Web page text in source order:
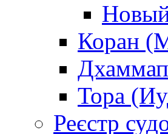
Коран
Тора
Реєстр